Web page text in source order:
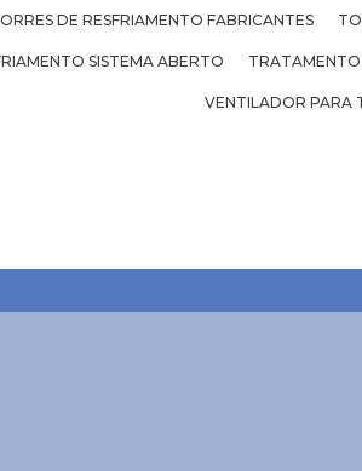
DE RESFRIAMENTO FABRICANTES
SISTEMA ABERTO TRATAMENTO
VENTILADOR PARA